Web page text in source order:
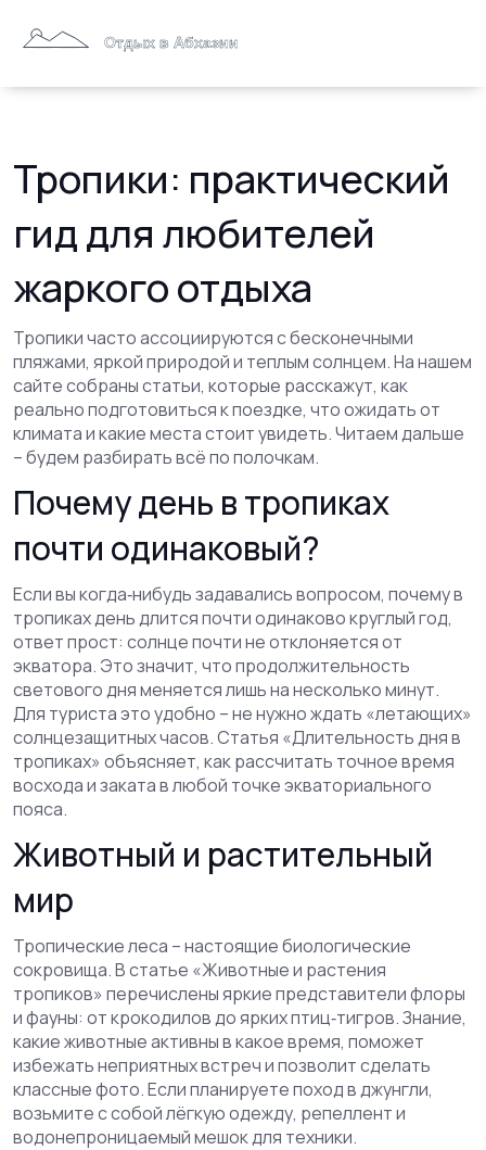
Тропики: практический
гид для любителей
жаркого отдыха
Тропики часто ассоциируются с бесконечными
пляжами, яркой природой и теплым солнцем. На нашем
сайте собраны статьи, которые расскажут, как
реально подготовиться к поездке, что ожидать от
климата и какие места стоит увидеть. Читаем дальше
– будем разбирать всё по полочкам.
Почему день в тропиках
почти одинаковый?
Если вы когда‑нибудь задавались вопросом, почему в
тропиках день длится почти одинаково круглый год,
ответ прост: солнце почти не отклоняется от
экватора. Это значит, что продолжительность
светового дня меняется лишь на несколько минут.
Для туриста это удобно – не нужно ждать «летающих»
солнцезащитных часов. Статья «Длительность дня в
тропиках» объясняет, как рассчитать точное время
восхода и заката в любой точке экваториального
пояса.
Животный и растительный
мир
Тропические леса – настоящие биологические
сокровища. В статье «Животные и растения
тропиков» перечислены яркие представители флоры
и фауны: от крокодилов до ярких птиц‑тигров. Знание,
какие животные активны в какое время, поможет
избежать неприятных встреч и позволит сделать
классные фото. Если планируете поход в джунгли,
возьмите с собой лёгкую одежду, репеллент и
водонепроницаемый мешок для техники.